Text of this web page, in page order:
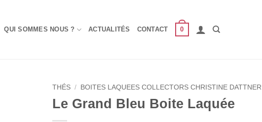
QUI SOMMES NOUS ? ACTUALITÉS CONTACT 0
THÉS / BOITES LAQUEES COLLECTORS CHRISTINE DATTNER
Le Grand Bleu Boite Laquée